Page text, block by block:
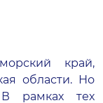
край,
области. Но
рамках тех